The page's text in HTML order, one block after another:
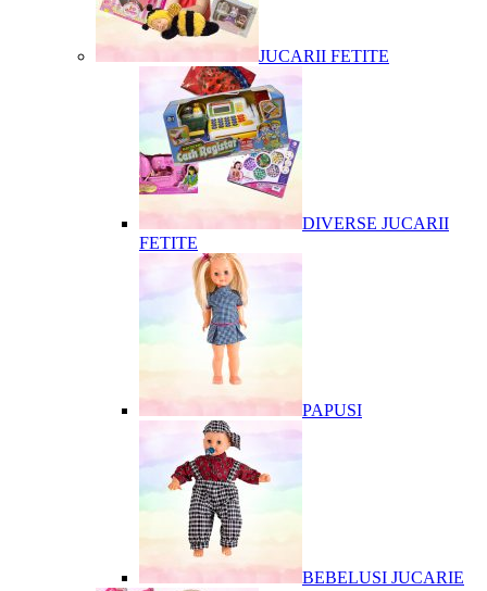
JUCARII FETITE
DIVERSE JUCARII
FETITE
PAPUSI
BEBELUSI JUCARIE